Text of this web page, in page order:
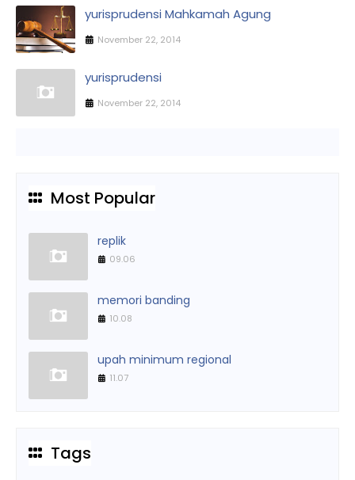
yurisprudensi Mahkamah Agung
November 22, 2014
yurisprudensi
November 22, 2014
Most Popular
replik
09.06
memori banding
10.08
upah minimum regional
11.07
Tags